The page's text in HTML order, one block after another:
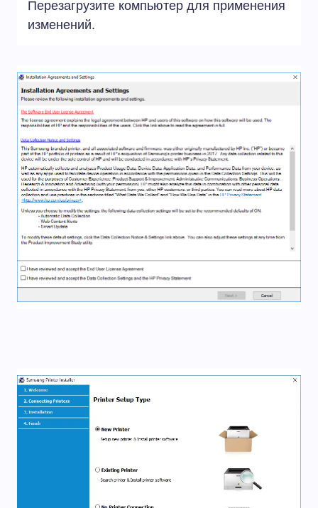
Перезагрузите компьютер для применения
изменений.